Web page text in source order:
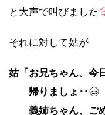
と大声で叫びました
それに対して姑が
姑「お兄ちゃん、今
帰りましょ‥
義姉ちゃん、ごめ